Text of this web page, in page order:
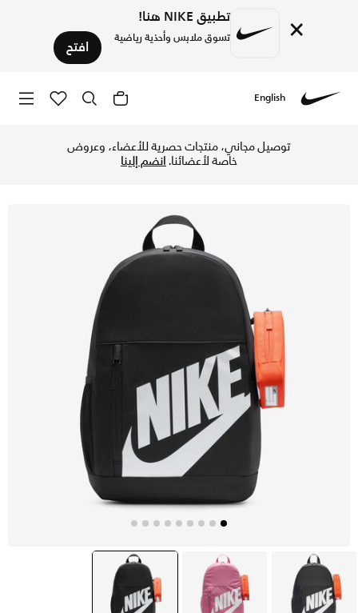
× تطبيق NIKE هنا!
تسوق ملابس وأحذية رياضية افتح
English
توصيل مجاني، منتجات حصرية للأعضاء، وعروض
خاصة لأعضائنا.انضم إلينا
رمادي وردي selected
أسود